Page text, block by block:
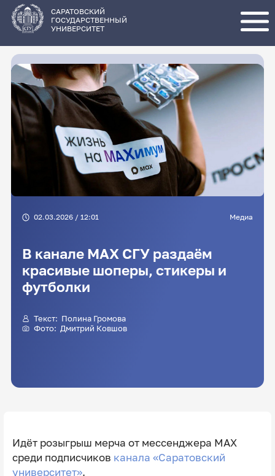
основному
содержанию
САРАТОВСКИЙ
ГОСУДАРСТВЕННЫЙ
УНИВЕРСИТЕТ
02.03.2026 / 12:01 Медиа
В канале МАХ СГУ раздаём
красивые шоперы, стикеры и
футболки
Текст: Полина Громова
Фото: Дмитрий Ковшов
Идёт розыгрыш мерча от мессенджера MAX
среди подписчиков канала «Саратовский
университет».